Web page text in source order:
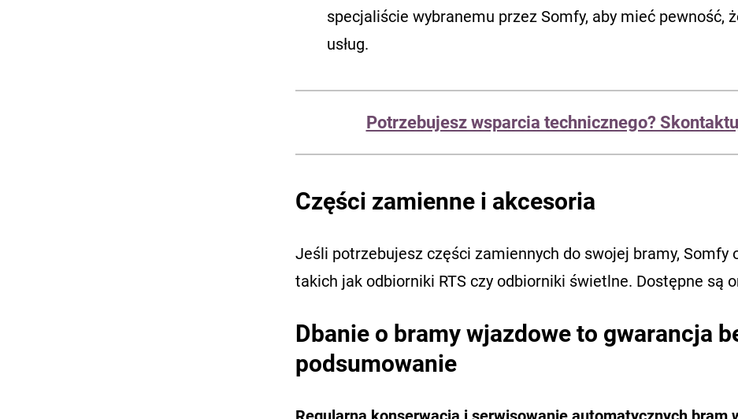
specjaliście wybranemu przez Somfy, aby mieć pewność,
usług.
Potrzebujesz wsparcia technicznego?
Części zamienne i akcesoria
Jeśli potrzebujesz części zamiennych do swojej bramy,
takich jak odbiorniki RTS czy odbiorniki świetlne. Dostępne są
Dbanie o bramy wjazdowe to gwarancja
podsumowanie